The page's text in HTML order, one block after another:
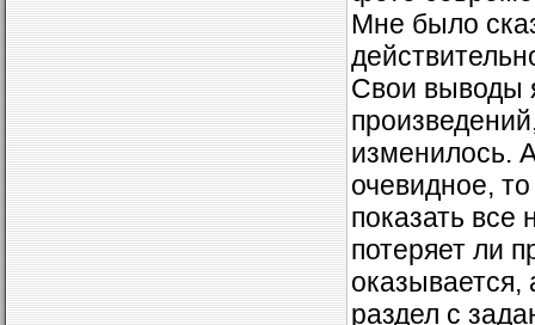
Мне было
Свои выводы
изменилось.
очевидное,
показать все
потеряет ли
раздел с